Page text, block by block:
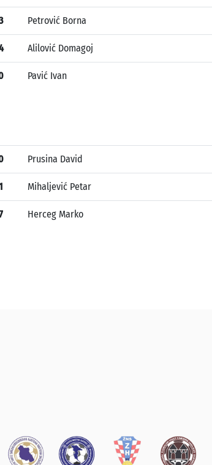
Petrović Borna
Alilović Domagoj
Pavić Ivan
Prusina David
Mihaljević Petar
Herceg Marko